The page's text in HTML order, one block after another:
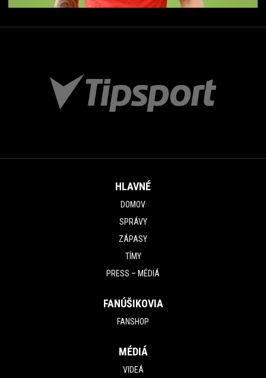
HLAVNÉ
DOMOV
SPRÁVY
ZÁPASY
TÍMY
PRESS – MÉDIÁ
FANÚŠIKOVIA
FANSHOP
MÉDIÁ
VIDEÁ